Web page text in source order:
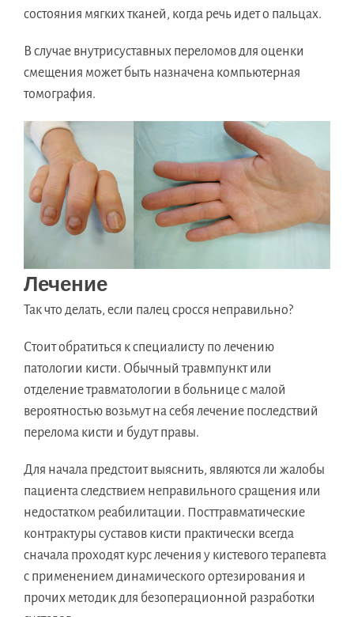
состояния мягких тканей, когда речь идет о пальцах.
В случае внутрисуставных переломов для оценки
смещения может быть назначена компьютерная
томография.
Лечение
Так что делать, если палец сросся неправильно?
Стоит обратиться к специалисту по лечению
патологии кисти. Обычный травмпункт или
отделение травматологии в больнице с малой
вероятностью возьмут на себя лечение последствий
перелома кисти и будут правы.
Для начала предстоит выяснить, являются ли жалобы
пациента следствием неправильного сращения или
недостатком реабилитации. Посттравматические
контрактуры суставов кисти практически всегда
сначала проходят курс лечения у кистевого терапевта
с применением динамического ортезирования и
прочих методик для безоперационной разработки